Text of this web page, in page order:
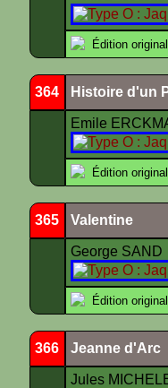
Édition
364 Histoire d'un
Emile
Édition
365 Valentine
George SAND
Édition
366 Jeanne d'Arc
Jules